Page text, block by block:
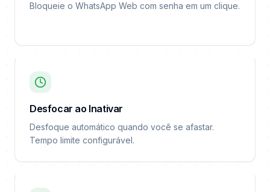
Bloqueie o WhatsApp Web com senha em um clique.
Desfocar ao Inativar
Desfoque automático quando você se afastar.
Tempo limite configurável.